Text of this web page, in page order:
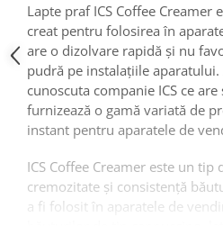
Lapte praf ICS Coffee Creamer
creat pentru folosirea în
are o dizolvare rapidă și nu
pudră pe instalațiile aparatului.
cunoscuta companie ICS ce
furnizează o gamă variată de
instant pentru aparatele de
ICS Coffee Creamer este un tip
cremozitate și consistență
a fi folosit în aparatele de